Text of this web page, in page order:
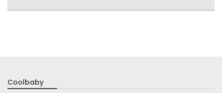
Coolbaby